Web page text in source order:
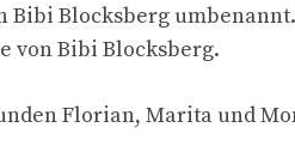
Blocksberg
von Bibi Blocksberg.
Florian, Marita und